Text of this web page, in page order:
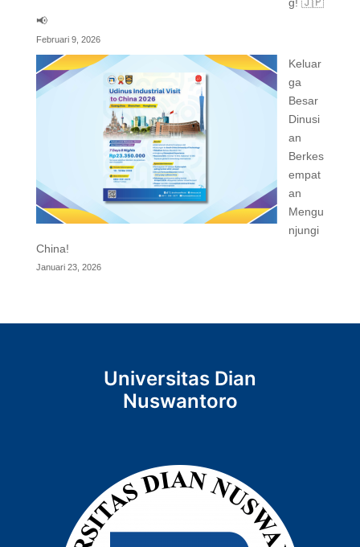
📢
Februari 9, 2026
Keluar
ga
Besar
Dinusi
an
Berkes
empat
an
Mengu
njungi
China!
Januari 23, 2026
Universitas Dian
Nuswantoro